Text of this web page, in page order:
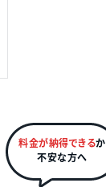
料金が納得できるか
不安な方へ